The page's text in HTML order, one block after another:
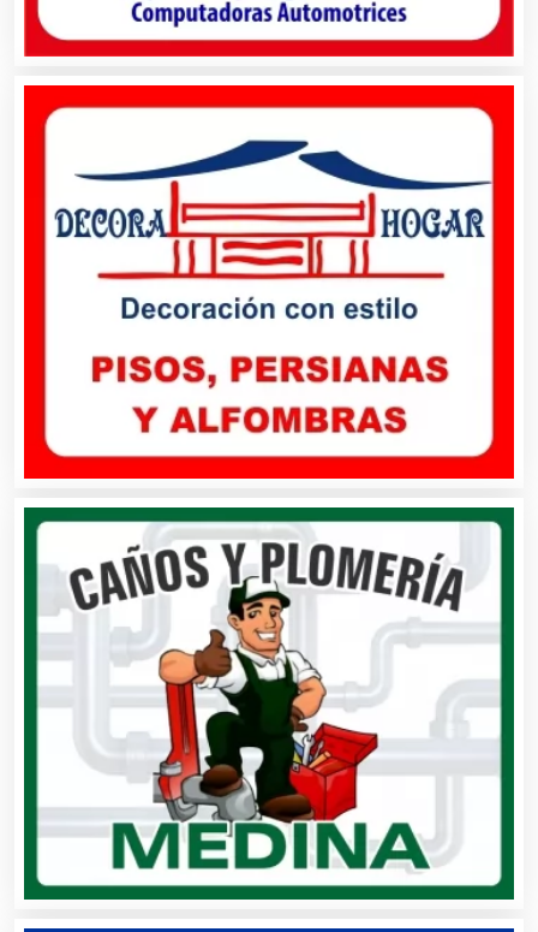
Alquiler de Equipos para Fiestas
Alquiler de Trajes de Etiqueta
Alta Costura
Análisis Clínicos
Análisis de Aguas
Animadores de Eventos
Aparatos y Equipos Eléctricos